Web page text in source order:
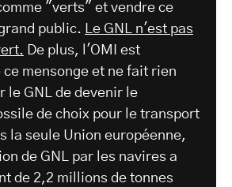
"verts" et vendre ce
public. Le GNL n'est pas
De plus, l'OMI est
ce mensonge et ne fait rien
le GNL de devenir le
de choix pour le transport
la seule Union européenne,
de GNL par les navires a
de 2,2 millions de tonnes